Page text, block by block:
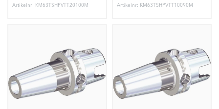
GEN PURPOSE
Artikelnr: KM63TSHPVTT20100M
X 90MM
Artikelnr: KM63TSHPVTT10090M